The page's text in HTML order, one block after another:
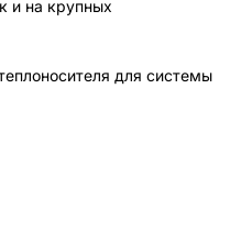
и на крупных